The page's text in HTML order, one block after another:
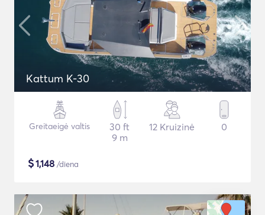
Kattum K-30
Greitaeigė valtis
30 ft
9 m
12 Kruizinė 0
$1,148 /diena